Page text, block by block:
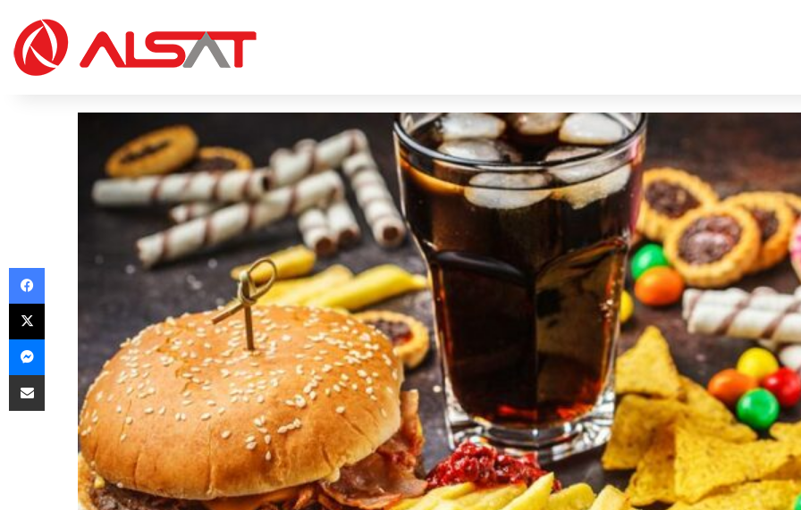
Facebook
X
Messenger
Share via Email